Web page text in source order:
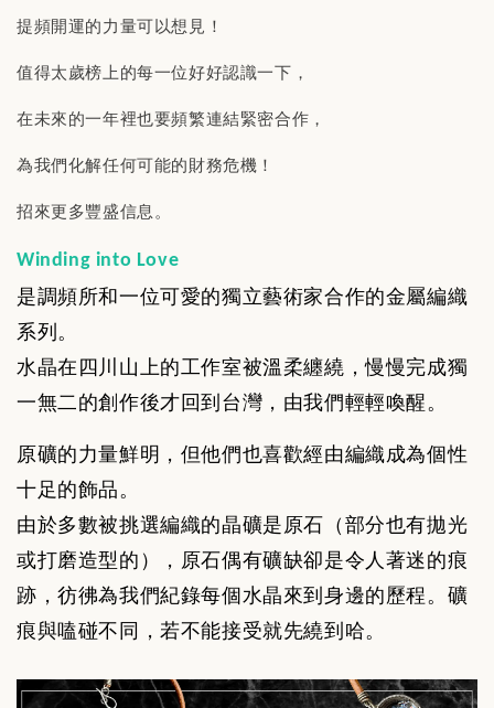
提頻開運的力量可以想見！
值得太歲榜上的每一位好好認識一下，
在未來的一年裡也要頻繁連結緊密合作，
為我們化解任何可能的財務危機！
招來更多豐盛信息。
Winding into Love
是調頻所和一位可愛的獨立藝術家合作的金屬編織
系列。
水晶在四川山上的工作室被溫柔纏繞，慢慢完成獨
一無二的創作後才回到台灣，由我們輕輕喚醒。
原礦的力量鮮明，但他們也喜歡經由編織成為個性
十足的飾品。
由於多數被挑選編織的晶礦是原石（部分也有拋光
或打磨造型的）， 原石偶有礦缺卻是令人著迷的痕
跡，彷彿為我們紀錄每個水晶來到身邊的歷程。礦
痕與嗑碰不同，若不能接受就先繞到哈。